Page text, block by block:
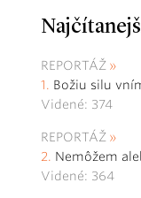
REPORTÁŽ
Božiu silu
Videné: 374
REPORTÁŽ
Nemôžem
Videné: 364